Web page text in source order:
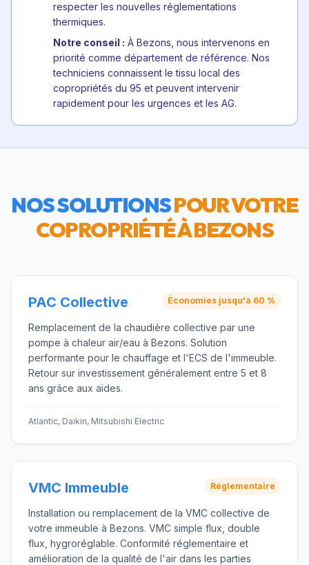
respecter les nouvelles réglementations
thermiques.
Notre conseil : À Bezons, nous intervenons en
priorité comme département de référence. Nos
techniciens connaissent le tissu local des
copropriétés du 95 et peuvent intervenir
rapidement pour les urgences et les AG.
NOS SOLUTIONSPOUR VOTRE
COPROPRIÉTÉ ÀBEZONS
PAC Collective Économies jusqu'à 60 %
Remplacement de la chaudière collective par une
pompe à chaleur air/eau à Bezons. Solution
performante pour le chauffage et l'ECS de l'immeuble.
Retour sur investissement généralement entre 5 et 8
ans grâce aux aides.
Atlantic, Daikin, Mitsubishi Electric
VMC Immeuble Réglementaire
Installation ou remplacement de la VMC collective de
votre immeuble à Bezons. VMC simple flux, double
flux, hygroréglable. Conformité réglementaire et
amélioration de la qualité de l'air dans les parties